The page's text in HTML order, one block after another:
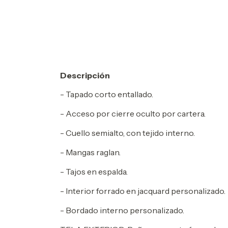
Descripción
- Tapado corto entallado.
- Acceso por cierre oculto por cartera.
- Cuello semialto, con tejido interno.
- Mangas raglan.
- Tajos en espalda.
- Interior forrado en jacquard personalizado.
- Bordado interno personalizado.